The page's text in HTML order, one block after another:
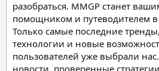
разобраться. MMGP станет
помощником и путеводителем
Только самые последние
технологии и новые
пользователей уже выбрали
новости, проверенные